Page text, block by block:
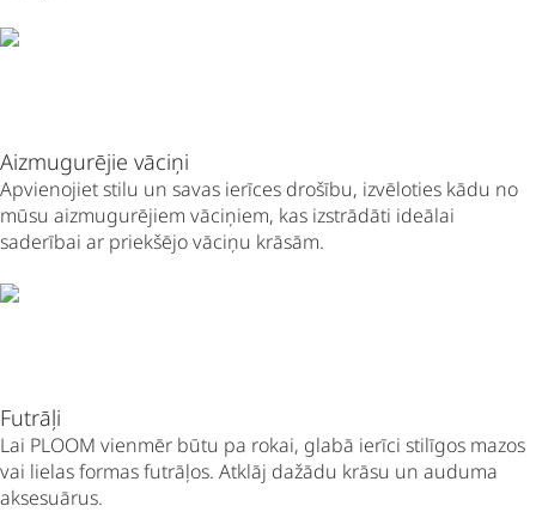
Aizmugurējie vāciņi
Apvienojiet stilu un savas ierīces drošību, izvēloties kādu no
mūsu aizmugurējiem vāciņiem, kas izstrādāti ideālai
saderībai ar priekšējo vāciņu krāsām.
Futrāļi
Lai PLOOM vienmēr būtu pa rokai, glabā ierīci stilīgos mazos
vai lielas formas futrāļos. Atklāj dažādu krāsu un auduma
aksesuārus.